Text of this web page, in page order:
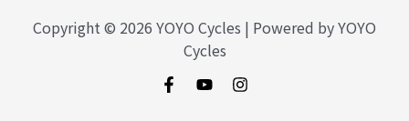
Copyright © 2026 YOYO Cycles | Powered by YOYO
Cycles